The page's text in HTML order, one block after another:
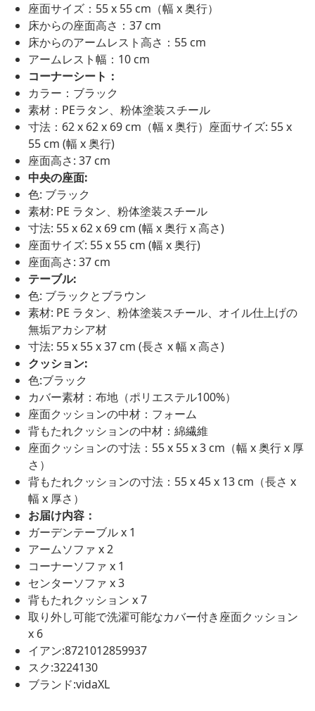
座面サイズ：55 x 55 cm（幅 x 奥行）
床からの座面高さ：37 cm
床からのアームレスト高さ：55 cm
アームレスト幅：10 cm
コーナーシート：
カラー：ブラック
素材：PEラタン、粉体塗装スチール
寸法：62 x 62 x 69 cm（幅 x 奥行）座面サイズ: 55 x
55 cm (幅 x 奥行)
座面高さ: 37 cm
中央の座面:
色: ブラック
素材: PE ラタン、粉体塗装スチール
寸法: 55 x 62 x 69 cm (幅 x 奥行 x 高さ)
座面サイズ: 55 x 55 cm (幅 x 奥行)
座面高さ: 37 cm
テーブル:
色: ブラックとブラウン
素材: PE ラタン、粉体塗装スチール、オイル仕上げの
無垢アカシア材
寸法: 55 x 55 x 37 cm (長さ x 幅 x 高さ)
クッション:
色:ブラック
カバー素材：布地（ポリエステル100%）
座面クッションの中材：フォーム
背もたれクッションの中材：綿繊維
座面クッションの寸法：55 x 55 x 3 cm（幅 x 奥行 x 厚
さ）
背もたれクッションの寸法：55 x 45 x 13 cm（長さ x
幅 x 厚さ）
お届け内容：
ガーデンテーブル x 1
アームソファ x 2
コーナーソファ x 1
センターソファ x 3
背もたれクッション x 7
取り外し可能で洗濯可能なカバー付き座面クッション
x 6
イアン:8721012859937
スク:3224130
ブランド:vidaXL